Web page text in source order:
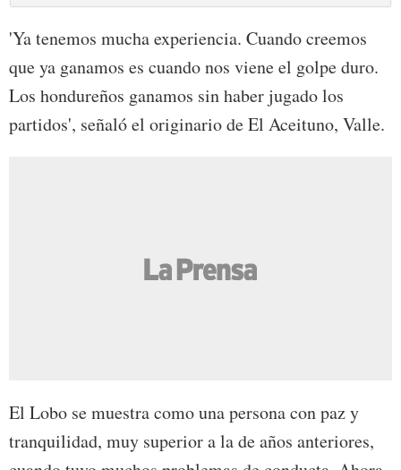
'Ya tenemos mucha experiencia. Cuando creemos
que ya ganamos es cuando nos viene el golpe duro.
Los hondureños ganamos sin haber jugado los
partidos', señaló el originario de El Aceituno, Valle.
El Lobo se muestra como una persona con paz y
tranquilidad, muy superior a la de años anteriores,